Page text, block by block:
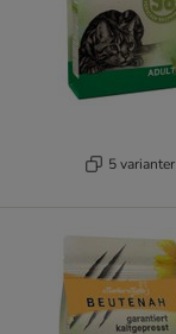
5 varianter